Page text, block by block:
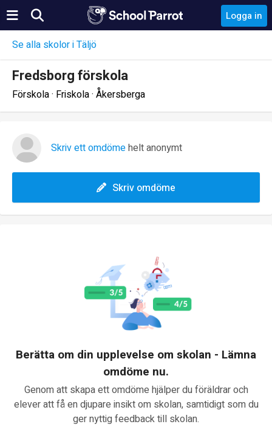
Logga in
Se alla skolor i Täljö
Fredsborg förskola
Förskola · Friskola · Åkersberga
Skriv ett omdömehelt anonymt
Skriv omdöme
Berätta om din upplevelse om skolan - Lämna
omdöme nu.
Genom att skapa ett omdöme hjälper du föräldrar och
elever att få en djupare insikt om skolan, samtidigt som du
ger nyttig feedback till skolan.